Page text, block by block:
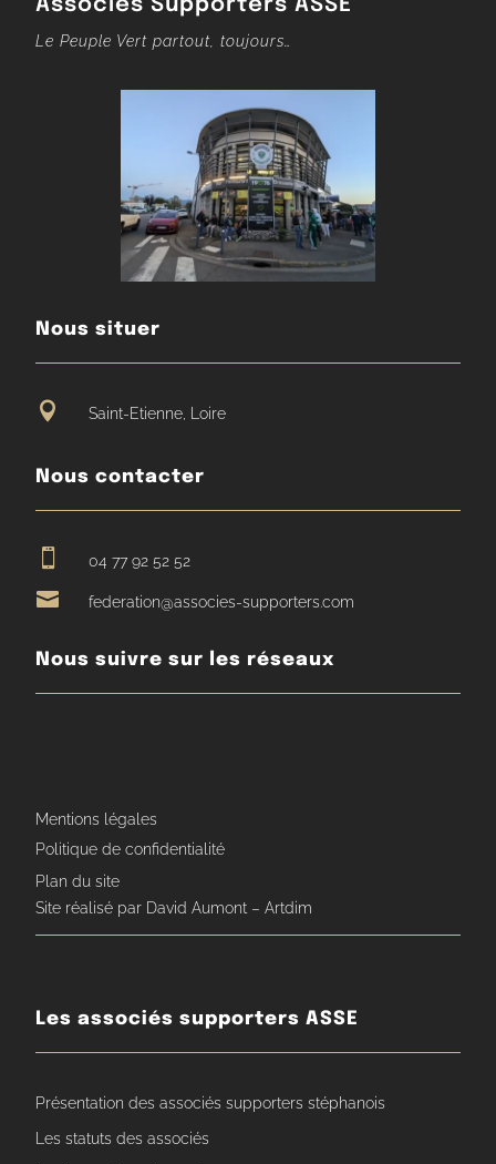
Associés Supporters ASSE
Le Peuple Vert partout, toujours…
Nous situer
 Saint-Etienne, Loire
Nous contacter
 04 77 92 52 52
 federation@associes-supporters.com
Nous suivre sur les réseaux
Mentions légales
Politique de confidentialité
Plan du site
Site réalisé par David Aumont – Artdim
Les associés supporters ASSE
Présentation des associés supporters stéphanois
Les statuts des associés